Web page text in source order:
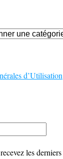
d’Utilisation
les